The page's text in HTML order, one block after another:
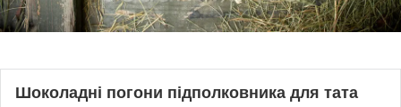
Шоколадні погони підполковника для тата